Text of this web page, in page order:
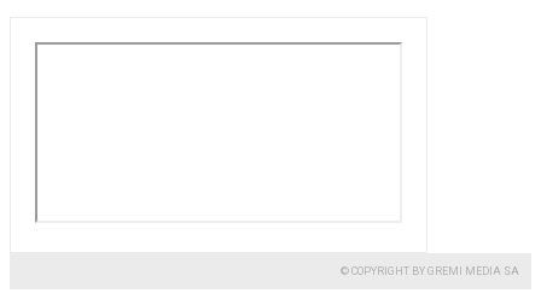
© COPYRIGHT BY GREMI MEDIA SA